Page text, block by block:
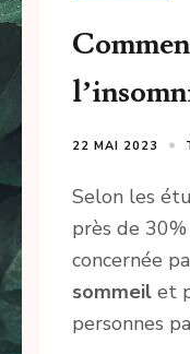
22 MAI 2023
Selon les
près de
concernée
sommeil et
personnes